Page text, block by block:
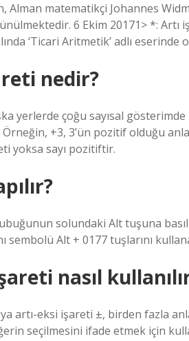
Alman matematikçi Johannes
6 Ekim 20171> *:
‘Ticari Aritmetik’ adlı eserinde
nedir?
yerlerde çoğu sayısal
+3, 3’ün pozitif olduğu
yoksa sayı pozitiftir.
solundaki Alt tuşuna
sembolü Alt + 0177 tuşlarını
nasıl
artı-eksi işareti ±, birden fazla
seçilmesini ifade etmek için